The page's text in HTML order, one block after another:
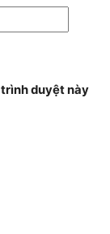
duyệt này